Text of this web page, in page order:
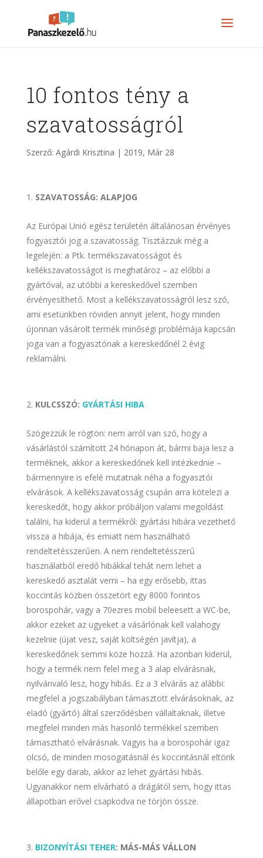
10 fontos tény a
szavatosságról
Szerző: Agárdi Krisztina | 2019, Már 28
SZAVATOSSÁG: ALAPJOG
Az Európai Unió egész területén általánosan érvényes
fogyasztói jog a szavatosság. Tisztázzuk még a
legelején: a Ptk. termékszavatosságot és
kellékszavatosságot is meghatároz – az előbbi a
gyártóval, az utóbbi a kereskedővel szemben
érvényesíthető. Most a kellékszavatosságról lesz szó,
ami esetünkben röviden annyit jelent, hogy minden
újonnan vásárolt termék minőségi problémája kapcsán
joga van a fogyasztónak a kereskedőnél 2 évig
reklamálni.
KULCSSZÓ: GYÁRTÁSI HIBA
Szögezzük le rögtön: nem arról van szó, hogy a
vásárlástól számított 24 hónapon át, bármi baja lesz a
terméknek, akkor a kereskedőnek kell intézkednie –
bármennyire is efelé mutatnak néha a fogyasztói
elvárások. A kellékszavatosság csupán arra kötelezi a
kereskedőt, hogy akkor próbáljon valami megoldást
találni, ha kiderül a termékről: gyártási hibára vezethető
vissza a hibája, és emiatt nem használható
rendeltetésszerűen. A nem rendeltetésszerű
használatból eredő hibákkal tehát nem lehet a
kereskedő asztalát verni – ha egy erősebb, ittas
koccintás közben összetört egy 8000 forintos
borospohár, vagy a 70ezres mobil beleesett a WC-be,
akkor ezeket az ügyeket a vásárlónak kell valahogy
kezelnie (újat vesz, saját költségén javítja), a
kereskedőnek semmi köze hozzá. Ha azonban kiderül,
hogy a termék nem felel meg a 3 alap elvárásnak,
nyilvánvaló lesz, hogy hibás. Ez a 3 elvárás az alábbi:
megfelel a jogszabályban támasztott elvárásoknak, az
eladó (gyártó) által szerződésben vállaltaknak, illetve
megfelel minden más hasonló termékkel szemben
támasztható elvárásnak. Vagyis ha a borospohár igaz
olcsó, de minden mosogatásnál és koccintásnál eltörik
belőle egy darab, akkor az lehet gyártási hibás.
Ugyanakkor nem elvárható a drágától sem, hogy ittas
állapotban erővel csapkodva ne törjön össze.
BIZONYÍTÁSI TEHER: MÁS-MÁS VÁLLON